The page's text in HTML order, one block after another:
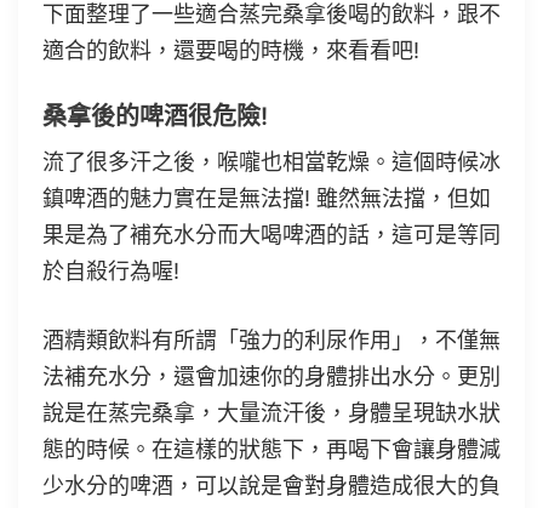
下面整理了一些適合蒸完桑拿後喝的飲料，跟不
適合的飲料，還要喝的時機，來看看吧!
桑拿後的啤酒很危險!
流了很多汗之後，喉嚨也相當乾燥。這個時候冰
鎮啤酒的魅力實在是無法擋! 雖然無法擋，但如
果是為了補充水分而大喝啤酒的話，這可是等同
於自殺行為喔!
酒精類飲料有所謂「強力的利尿作用」，不僅無
法補充水分，還會加速你的身體排出水分。更別
說是在蒸完桑拿，大量流汗後，身體呈現缺水狀
態的時候。在這樣的狀態下，再喝下會讓身體減
少水分的啤酒，可以說是會對身體造成很大的負